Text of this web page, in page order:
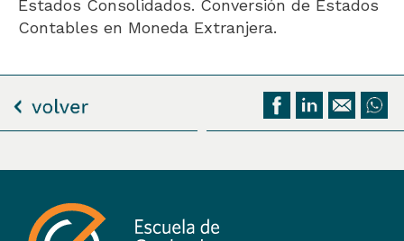
Estados Consolidados. Conversión de Estados
Contables en Moneda Extranjera.